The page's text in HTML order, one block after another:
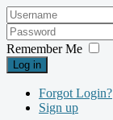
Remember Me
Log in
Forgot Login?
Sign up